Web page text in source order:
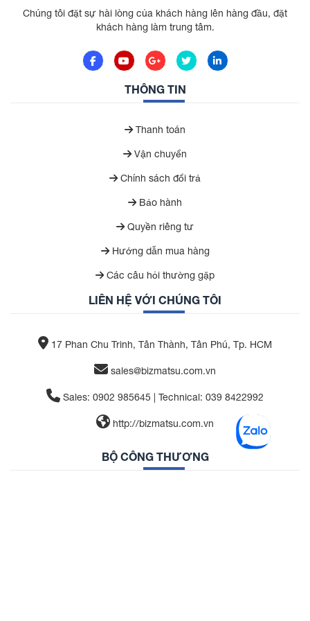
Chúng tôi đặt sự hài lòng của khách hàng lên hàng đầu, đặt
khách hàng làm trung tâm.
THÔNG TIN
Thanh toán
Vận chuyển
Chính sách đổi trả
Bảo hành
Quyền riêng tư
Hướng dẫn mua hàng
Các câu hỏi thường gặp
LIÊN HỆ VỚI CHÚNG TÔI
17 Phan Chu Trinh, Tân Thành, Tân Phú, Tp. HCM
sales@bizmatsu.com.vn
Sales: 0902 985645 | Technical: 039 8422992
http://bizmatsu.com.vn
BỘ CÔNG THƯƠNG